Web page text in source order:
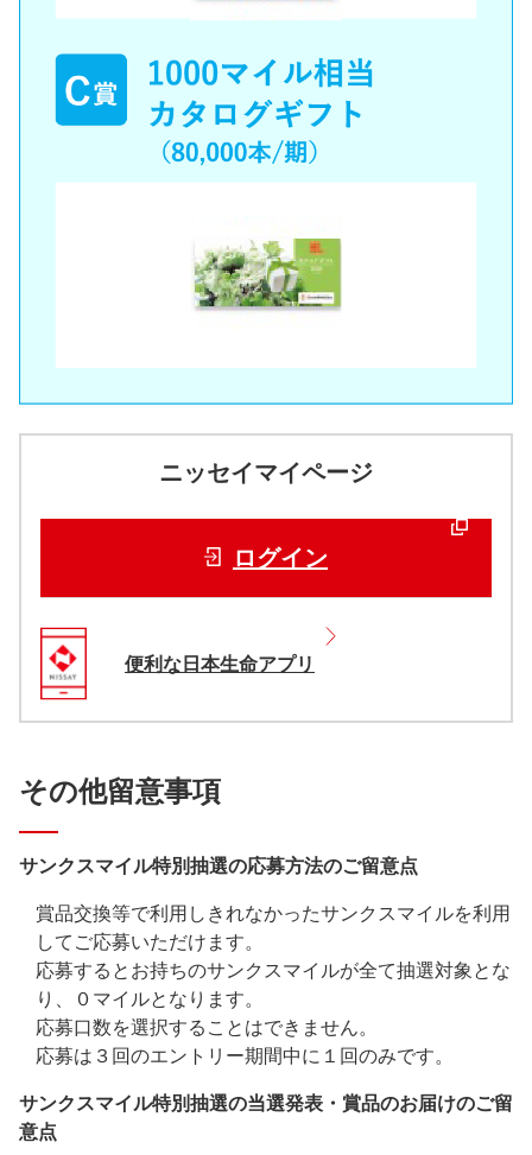
ニッセイマイページ
ログイン
便利な日本生命アプリ
その他留意事項
サンクスマイル特別抽選の応募方法のご留意点
賞品交換等で利用しきれなかったサンクスマイルを利用
してご応募いただけます。
応募するとお持ちのサンクスマイルが全て抽選対象とな
り、０マイルとなります。
応募口数を選択することはできません。
応募は３回のエントリー期間中に１回のみです。
サンクスマイル特別抽選の当選発表・賞品のお届けのご留
意点